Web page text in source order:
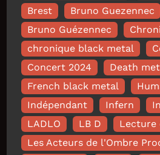
Brest
Bruno Guezennec
Bruno Guézennec
chronique black metal
Concert 2024
Death
French black metal
Indépendant
Infern
LADLO
LB D
Lecture
Les Acteurs de l'Ombre